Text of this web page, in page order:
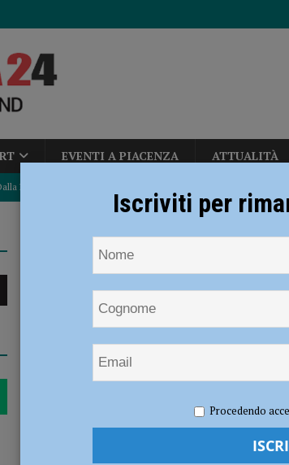
EVENTI A PIACENZA ATTUALITÀ
Regione fatti concreti, due milioni di euro per rendere più
il furto in un bar aggredisce i titolari ferendone uno: bloccato e
biglietto, fugge spintonando gli altri passeggeri e si
ciclisti, dalla Provincia 295 mila euro per rendere le strade più
1,3 milioni di euro per gli hub urbani di Piacenza, Vernasca e
assomensana
assomensana
Iscriviti per
Procedendo